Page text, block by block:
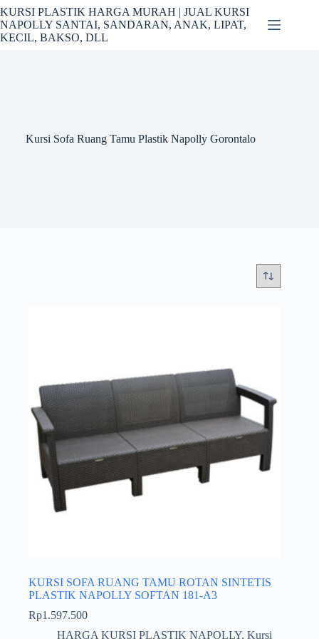
Skip
to
content
KURSI PLASTIK HARGA MURAH | JUAL KURSI
NAPOLLY SANTAI, SANDARAN, ANAK, LIPAT,
KECIL, BAKSO, DLL
Kursi Sofa Ruang Tamu Plastik Napolly Gorontalo
KURSI SOFA RUANG TAMU ROTAN SINTETIS
PLASTIK NAPOLLY SOFTAN 181-A3
Rp1.597.500
HARGA KURSI PLASTIK NAPOLLY, Kursi